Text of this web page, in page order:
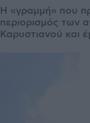
Η «γραμμή» που
περιορισμός των
Καρυστιανού και